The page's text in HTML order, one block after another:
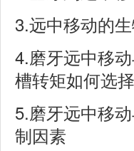
3.远中移动的
4.磨牙远中移
槽转矩如何选择
5.磨牙远中移
制因素